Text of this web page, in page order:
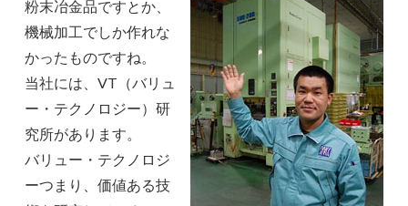
粉末冶金品ですとか、
機械加工でしか作れな
かったものですね。
当社には、VT（バリュ
ー・テクノロジー）研
究所があります。
バリュー・テクノロジ
ーつまり、価値ある技